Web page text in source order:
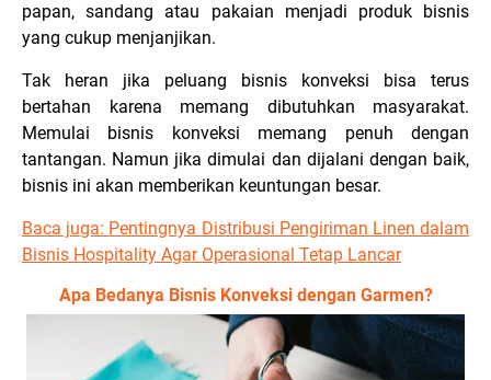
papan, sandang atau pakaian menjadi produk bisnis
yang cukup menjanjikan.
Tak heran jika peluang bisnis konveksi bisa terus
bertahan karena memang dibutuhkan masyarakat.
Memulai bisnis konveksi memang penuh dengan
tantangan. Namun jika dimulai dan dijalani dengan baik,
bisnis ini akan memberikan keuntungan besar.
Baca juga: Pentingnya Distribusi Pengiriman Linen dalam
Bisnis Hospitality Agar Operasional Tetap Lancar
Apa Bedanya Bisnis Konveksi dengan Garmen?